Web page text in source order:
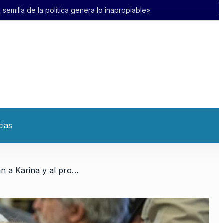
lo inapropiable»
/ Causa $LIBRA: citan a Karina y al procurador